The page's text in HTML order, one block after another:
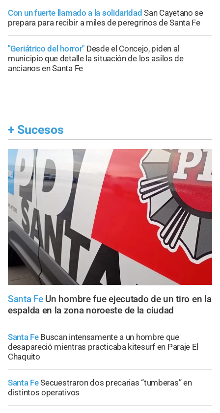
Con un fuerte llamado a la solidaridad San Cayetano se
prepara para recibir a miles de peregrinos de Santa Fe
"Geriátrico del horror" Desde el Concejo, piden al
municipio que detalle la situación de los asilos de
ancianos en Santa Fe
+ Sucesos
Santa Fe Un hombre fue ejecutado de un tiro en la
espalda en la zona noroeste de la ciudad
Santa Fe Buscan intensamente a un hombre que
desapareció mientras practicaba kitesurf en Paraje El
Chaquito
Santa FeSecuestraron dos precarias “tumberas” en
distintos operativos